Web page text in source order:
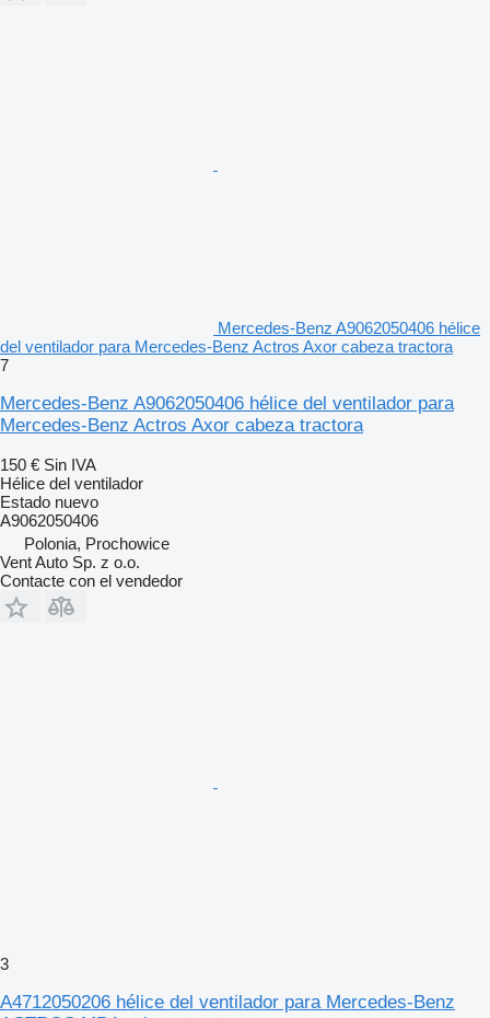
Mercedes-Benz A9062050406 hélice
del ventilador para Mercedes-Benz Actros Axor cabeza tractora
7
Mercedes-Benz A9062050406 hélice del ventilador para
Mercedes-Benz Actros Axor cabeza tractora
150 € Sin IVA
Hélice del ventilador
Estado nuevo
A9062050406
Polonia, Prochowice
Vent Auto Sp. z o.o.
Contacte con el vendedor
3
A4712050206 hélice del ventilador para Mercedes-Benz